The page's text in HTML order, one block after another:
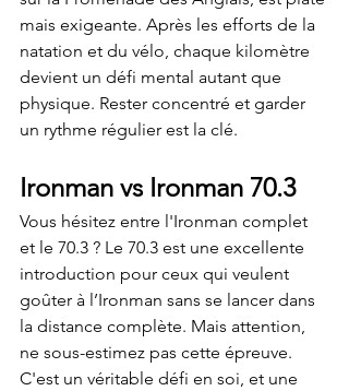
mais exigeante. Après les efforts de la
natation et du vélo, chaque kilomètre
devient un défi mental autant que
physique. Rester concentré et garder
un rythme régulier est la clé.
Ironman vs Ironman 70.3
Vous hésitez entre l'Ironman complet
et le 70.3 ? Le 70.3 est une excellente
introduction pour ceux qui veulent
goûter à l’Ironman sans se lancer dans
la distance complète. Mais attention,
ne sous-estimez pas cette épreuve.
C'est un véritable défi en soi, et une